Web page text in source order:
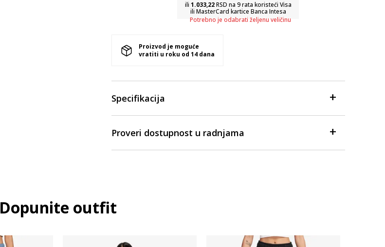
ili 1.033,22RSD na 9 rata koristeći Visa
ili MasterCard kartice Banca Intesa
Potrebno je odabrati željenu veličinu
Proizvod je moguće
vratiti u roku od 14 dana
Specifikacija
Proveri dostupnost u radnjama
Dopunite outfit